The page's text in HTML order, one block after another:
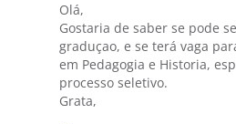
Olá,
Gostaria de saber se pode
graduçao, e se terá vaga
em Pedagogia e Historia,
processo seletivo.
Grata,